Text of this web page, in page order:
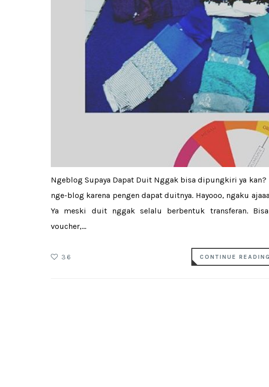
Ngeblog Supaya Dapat Duit Nggak bisa dipungkiri ya
nge-blog karena pengen dapat duitnya. Hayooo, ngaku
Ya meski duit nggak selalu berbentuk transferan.
voucher,...
36 CONTINUE READING